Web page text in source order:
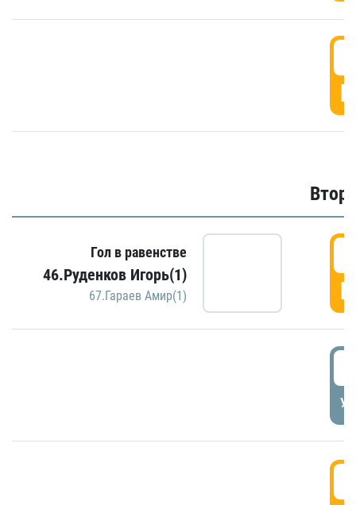
Гол в равенстве
46.Руденков Игорь(1)
67.Гараев Амир(1)